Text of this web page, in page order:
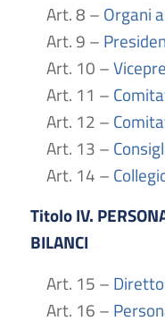
Art. 8 – Organi
Art. 9 –
Art. 10 –
Art. 11 –
Art. 12 –
Art. 13 –
Art. 14 –
Titolo IV.
BILANCI
Art. 15 –
Art. 16 –